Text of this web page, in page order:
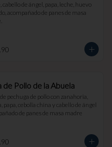
cabello de ángel, papa, leche, huevo
acompañado de panes de masa
de Pollo de la Abuela
pechuga de pollo con zanahoria,
papa, cebolla china y cabello de ángel
de panes de masa madre